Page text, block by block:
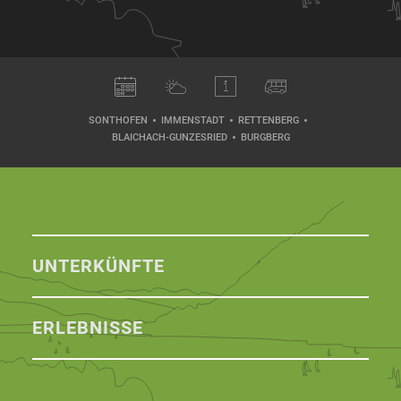
SONTHOFEN IMMENSTADT
RETTENBERG
BLAICHACH-GUNZESRIED
BURGBERG
UNTERKÜNFTE
ERLEBNISSE